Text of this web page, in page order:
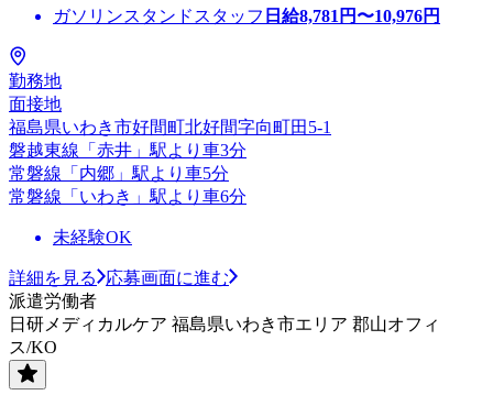
ガソリンスタンドスタッフ 日給8,781 円〜10,976円
勤務地
面接地
福島県いわき市好間町北好間字向町田5-1
磐越東線「赤井」駅より車3分
常磐線「内郷」駅より車5分
常磐線「いわき」駅より車6分
未経験OK
詳細を見る
応募画面に進む
派遣労働者
日研メディカルケア 福島県いわき市エリア 郡山オフィ
ス/KO